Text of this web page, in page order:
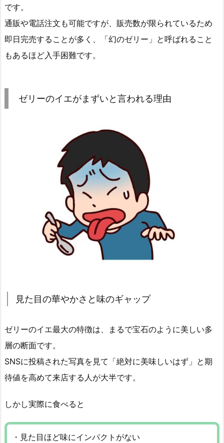
です。
通販や電話注文も可能ですが、販売数が限られているため
即日完売することが多く、「幻のゼリー」と呼ばれること
もあるほど入手困難です。
ゼリーのイエがまずいと言われる理由
見た目の華やかさと味のギャップ
ゼリーのイエ最大の特徴は、まるで宝石のように美しい多
層の断面です。
SNSに投稿された写真を見て「絶対に美味しいはず」と期
待値を高めて来店する人が大半です。
しかし実際に食べると
・見た目ほど味にインパクトがない